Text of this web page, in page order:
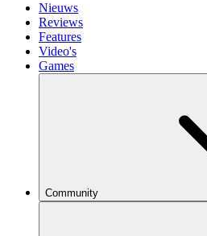
Nieuws
Reviews
Features
Video's
Games
Community